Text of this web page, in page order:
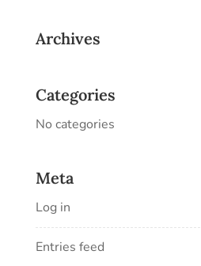
Archives
Categories
No categories
Meta
Log in
Entries feed